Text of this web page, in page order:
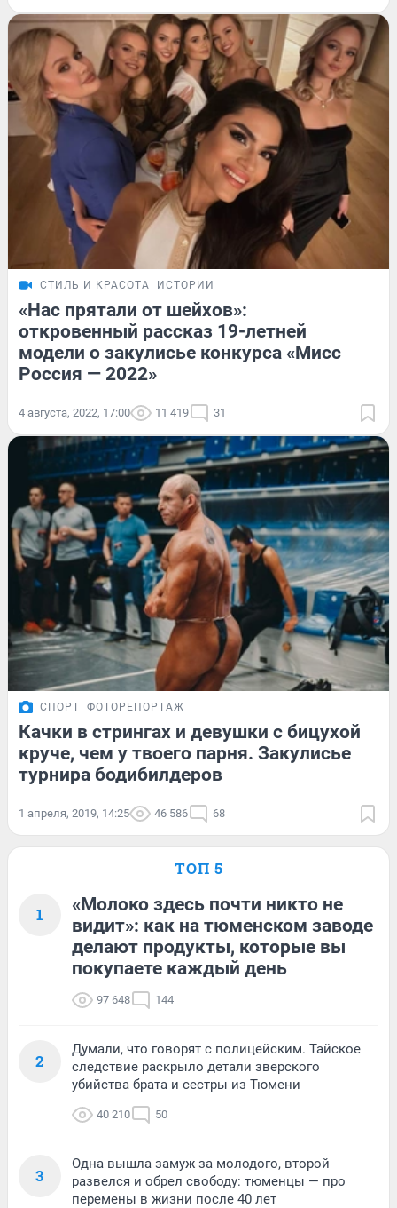
СТИЛЬ И КРАСОТА ИСТОРИИ
«Нас прятали от шейхов»:
откровенный рассказ 19-летней
модели о закулисье конкурса «Мисс
Россия — 2022»
4 августа, 2022, 17:00 11 419 31
СПОРТ ФОТОРЕПОРТАЖ
Качки в стрингах и девушки с бицухой
круче, чем у твоего парня. Закулисье
турнира бодибилдеров
1 апреля, 2019, 14:25 46 586 68
ТОП 5
1
«Молоко здесь почти никто не
видит»: как на тюменском заводе
делают продукты, которые вы
покупаете каждый день
97 648 144
2
Думали, что говорят с полицейским. Тайское
следствие раскрыло детали зверского
убийства брата и сестры из Тюмени
40 210 50
3
Одна вышла замуж за молодого, второй
развелся и обрел свободу: тюменцы — про
перемены в жизни после 40 лет